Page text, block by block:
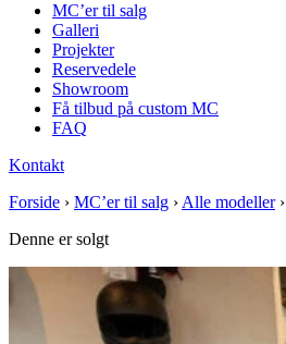
MC’er til salg
Galleri
Projekter
Reservedele
Showroom
Få tilbud på custom MC
FAQ
Kontakt
Forside › MC’er til salg › Alle modeller›
Denne er solgt